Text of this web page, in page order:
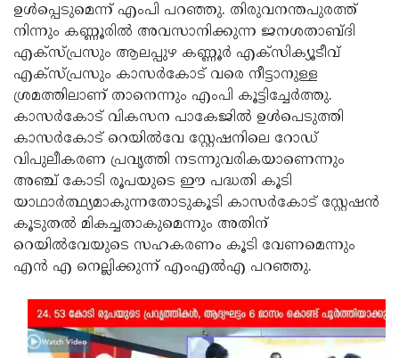
ഉള്‍പ്പെടുമെന്ന് എംപി പറഞ്ഞു. തിരുവനന്തപുരത്ത്
നിന്നും കണ്ണൂരില്‍ അവസാനിക്കുന്ന ജനശതാബ്ദി
എക്‌സ്പ്രസും ആലപ്പുഴ കണ്ണൂര്‍ എക്‌സിക്യൂടീവ്
എക്‌സ്പ്രസും കാസര്‍കോട് വരെ നീട്ടാനുള്ള
ശ്രമത്തിലാണ് താനെന്നും എംപി കൂട്ടിച്ചേര്‍ത്തു.
കാസര്‍കോട് വികസന പാകേജില്‍ ഉള്‍പെടുത്തി
കാസര്‍കോട് റെയില്‍വേ സ്റ്റേഷനിലെ റോഡ്
വിപുലീകരണ പ്രവൃത്തി നടന്നുവരികയാണെന്നും
അഞ്ച് കോടി രൂപയുടെ ഈ പദ്ധതി കൂടി
യാഥാര്‍ത്ഥ്യമാകുന്നതോടുകൂടി കാസര്‍കോട് സ്റ്റേഷന്‍
കൂടുതല്‍ മികച്ചതാകുമെന്നും അതിന്
റെയില്‍വേയുടെ സഹകരണം കൂടി വേണമെന്നും
എന്‍ എ നെല്ലിക്കുന്ന് എംഎല്‍എ പറഞ്ഞു.